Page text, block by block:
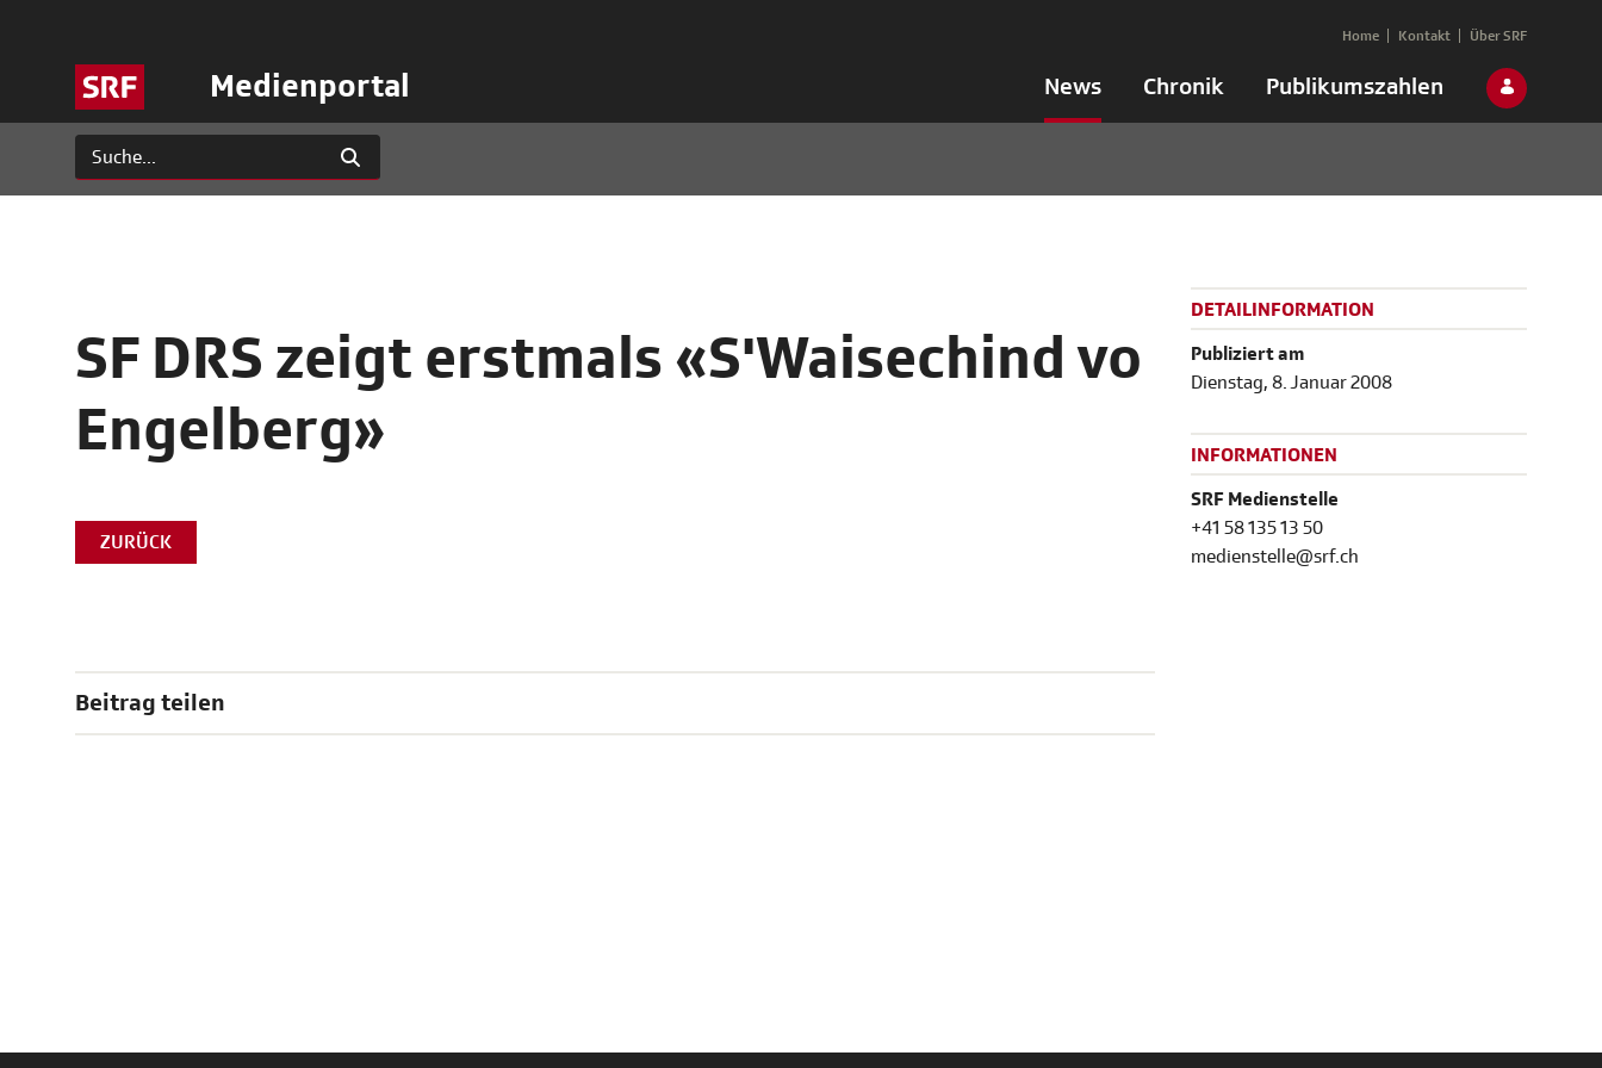
Medienportal News Chronik Publikumszahlen
Home Kontakt Über SRF
SF DRS zeigt erstmals «S'Waisechind vo
Engelberg»
ZURÜCK
Beitrag teilen
DETAILINFORMATION
Publiziert am
Dienstag, 8. Januar 2008
INFORMATIONEN
SRF Medienstelle
+41 58 135 13 50
medienstelle@srf.ch